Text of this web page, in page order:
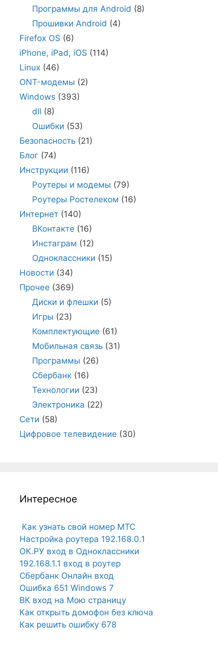
Программы для Android (8)
Прошивки Android (4)
Firefox OS (6)
iPhone, iPad, iOS (114)
Linux (46)
ONT-модемы (2)
Windows (393)
dll (8)
Ошибки (53)
Безопасность (21)
Блог (74)
Инструкции (116)
Роутеры и модемы (79)
Роутеры Ростелеком (16)
Интернет (140)
ВКонтакте (16)
Инстаграм (12)
Одноклассники (15)
Новости (34)
Прочее (369)
Диски и флешки (5)
Игры (23)
Комплектующие (61)
Мобильная связь(31)
Программы (26)
Сбербанк(16)
Технологии (23)
Электроника (22)
Сети (58)
Цифровое телевидение (30)
Интересное
Как узнать свой номер МТС
Настройка роутера 192.168.0.1
ОК.РУ вход в Одноклассники
192.168.1.1 вход в роутер
Сбербанк Онлайн вход
Ошибка 651 Windows 7
ВК вход на Мою страницу
Как открыть домофон без ключа
Как решить ошибку 678